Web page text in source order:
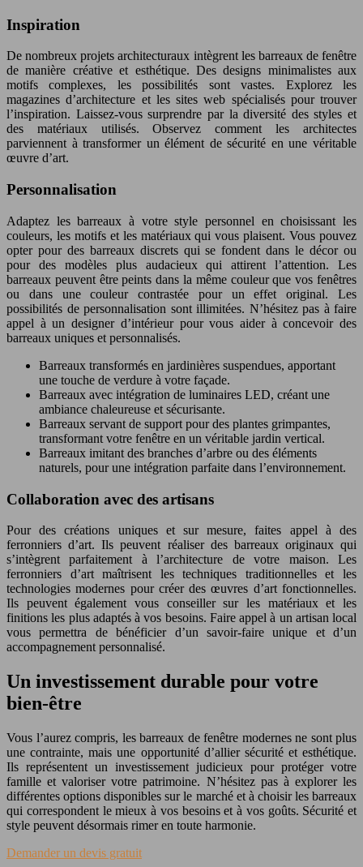
Inspiration
De nombreux projets architecturaux intègrent les barreaux de fenêtre
de manière créative et esthétique. Des designs minimalistes aux
motifs complexes, les possibilités sont vastes. Explorez les
magazines d’architecture et les sites web spécialisés pour trouver
l’inspiration. Laissez-vous surprendre par la diversité des styles et
des matériaux utilisés. Observez comment les architectes
parviennent à transformer un élément de sécurité en une véritable
œuvre d’art.
Personnalisation
Adaptez les barreaux à votre style personnel en choisissant les
couleurs, les motifs et les matériaux qui vous plaisent. Vous pouvez
opter pour des barreaux discrets qui se fondent dans le décor ou
pour des modèles plus audacieux qui attirent l’attention. Les
barreaux peuvent être peints dans la même couleur que vos fenêtres
ou dans une couleur contrastée pour un effet original. Les
possibilités de personnalisation sont illimitées. N’hésitez pas à faire
appel à un designer d’intérieur pour vous aider à concevoir des
barreaux uniques et personnalisés.
Barreaux transformés en jardinières suspendues, apportant
une touche de verdure à votre façade.
Barreaux avec intégration de luminaires LED, créant une
ambiance chaleureuse et sécurisante.
Barreaux servant de support pour des plantes grimpantes,
transformant votre fenêtre en un véritable jardin vertical.
Barreaux imitant des branches d’arbre ou des éléments
naturels, pour une intégration parfaite dans l’environnement.
Collaboration avec des artisans
Pour des créations uniques et sur mesure, faites appel à des
ferronniers d’art. Ils peuvent réaliser des barreaux originaux qui
s’intègrent parfaitement à l’architecture de votre maison. Les
ferronniers d’art maîtrisent les techniques traditionnelles et les
technologies modernes pour créer des œuvres d’art fonctionnelles.
Ils peuvent également vous conseiller sur les matériaux et les
finitions les plus adaptés à vos besoins. Faire appel à un artisan local
vous permettra de bénéficier d’un savoir-faire unique et d’un
accompagnement personnalisé.
Un investissement durable pour votre
bien-être
Vous l’aurez compris, les barreaux de fenêtre modernes ne sont plus
une contrainte, mais une opportunité d’allier sécurité et esthétique.
Ils représentent un investissement judicieux pour protéger votre
famille et valoriser votre patrimoine. N’hésitez pas à explorer les
différentes options disponibles sur le marché et à choisir les barreaux
qui correspondent le mieux à vos besoins et à vos goûts. Sécurité et
style peuvent désormais rimer en toute harmonie.
Demander un devis gratuit